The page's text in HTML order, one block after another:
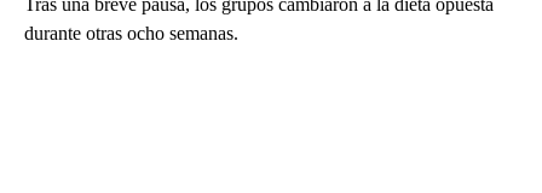
Tras una breve pausa, los grupos cambiaron a la dieta opuesta
durante otras ocho semanas.